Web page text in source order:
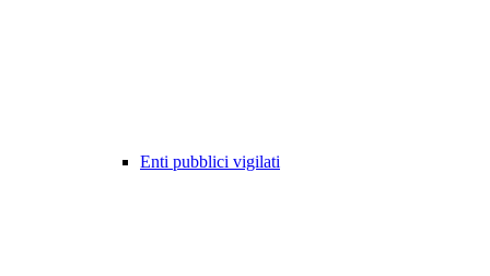
Enti pubblici vigilati